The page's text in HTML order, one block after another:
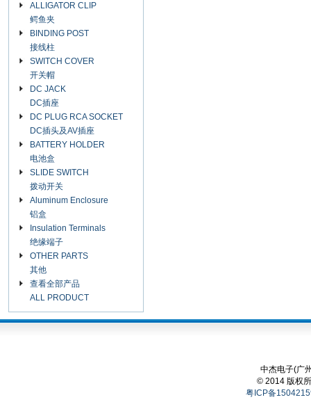
ALLIGATOR CLIP
鳄鱼夹
BINDING POST
接线柱
SWITCH COVER
开关帽
DC JACK
DC插座
DC PLUG RCA SOCKET
DC插头及AV插座
BATTERY HOLDER
电池盒
SLIDE SWITCH
拨动开关
Aluminum Enclosure
铝盒
Insulation Terminals
绝缘端子
OTHER PARTS
其他
查看全部产品
ALL PRODUCT
中杰电子(广
© 2014 版权
粤ICP备